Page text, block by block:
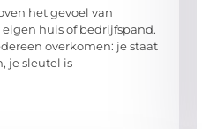
het gevoel van
huis of bedrijfspand.
overkomen: je staat
je sleutel is